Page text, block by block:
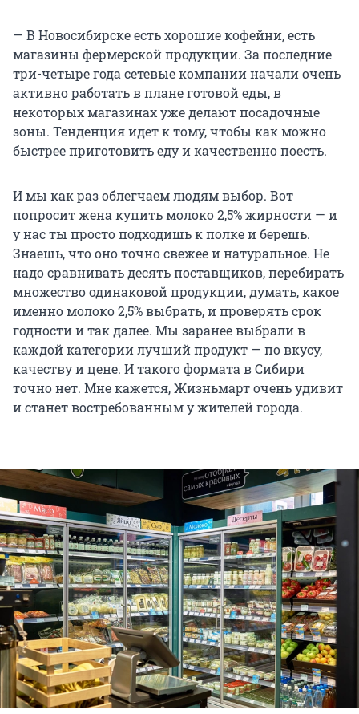
— В Новосибирске есть хорошие кофейни, есть
магазины фермерской продукции. За последние
три-четыре года сетевые компании начали очень
активно работать в плане готовой еды, в
некоторых магазинах уже делают посадочные
зоны. Тенденция идет к тому, чтобы как можно
быстрее приготовить еду и качественно поесть.
И мы как раз облегчаем людям выбор. Вот
попросит жена купить молоко 2,5% жирности — и
у нас ты просто подходишь к полке и берешь.
Знаешь, что оно точно свежее и натуральное. Не
надо сравнивать десять поставщиков, перебирать
множество одинаковой продукции, думать, какое
именно молоко 2,5% выбрать, и проверять срок
годности и так далее. Мы заранее выбрали в
каждой категории лучший продукт — по вкусу,
качеству и цене. И такого формата в Сибири
точно нет. Мне кажется, Жизньмарт очень удивит
и станет востребованным у жителей города.